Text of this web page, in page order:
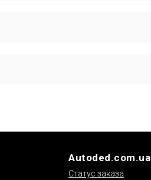
Autoded.com.ua
Статус заказа